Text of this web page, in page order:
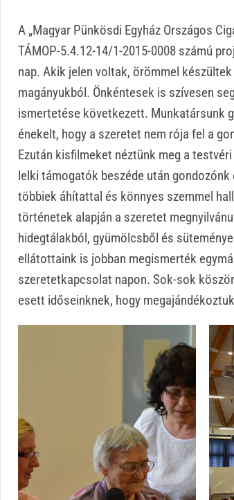
A „Magyar Pünkösdi Egyház Országos
TÁMOP-5.4.12-14/1-2015-0008 számú
nap. Akik jelen voltak, örömmel
magányukból. Önkéntesek is szívesen
ismertetése következett. Munkatársunk
énekelt, hogy a szeretet nem rója fel a
Ezután kisfilmeket néztünk meg a
lelki támogatók beszéde után
többiek áhítattal és könnyes szemmel
történetek alapján a szeretet
hidegtálakból, gyümölcsből és
ellátottaink is jobban megismerték
szeretetkapcsolat napon. Sok-sok
esett időseinknek, hogy